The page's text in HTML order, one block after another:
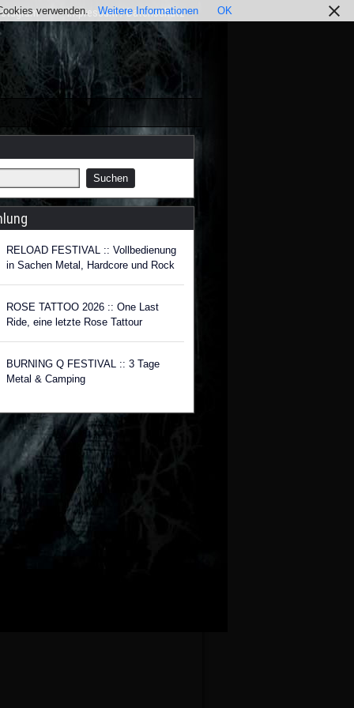
Impressum / Datenschutz
RELOAD FESTIVAL :: Vollbedienung
in Sachen Metal, Hardcore und Rock
ROSE TATTOO 2026 :: One Last
Ride, eine letzte Rose Tattour
BURNING Q FESTIVAL :: 3 Tage
Metal & Camping
verwenden. Weitere Informationen OK